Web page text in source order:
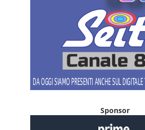
Sponsor